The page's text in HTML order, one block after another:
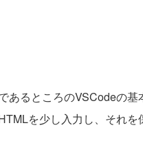
るところのVSCodeの基
を少し入力し、それを